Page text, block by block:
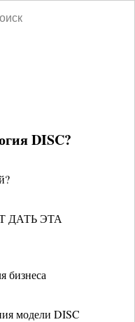
DISC?
ДАТЬ ЭТА
бизнеса
модели DISC